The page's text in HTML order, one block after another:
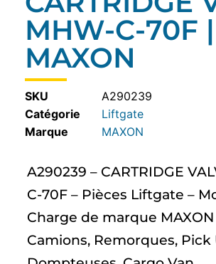
MHW-C-70F |
MAXON
SKU
A290239
Catégorie
Liftgate
MAXON
A290239 – CARTRIDGE
C-70F – Pièces Liftgate –
Charge de marque
Camions, Remorques, Pick